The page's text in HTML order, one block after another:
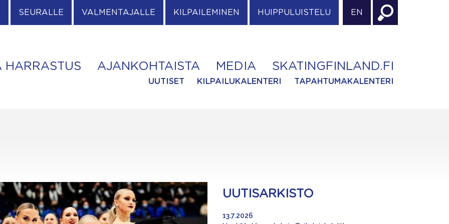
SEURALLE VALMENTAJALLE KILPAILEMINEN HUIPPULUISTELU EN
HARRASTUS AJANKOHTAISTA MEDIA SKATINGFINLAND.FI
UUTISET KILPAILUKALENTERI TAPAHTUMAKALENTERI
UUTISARKISTO
13.7.2026